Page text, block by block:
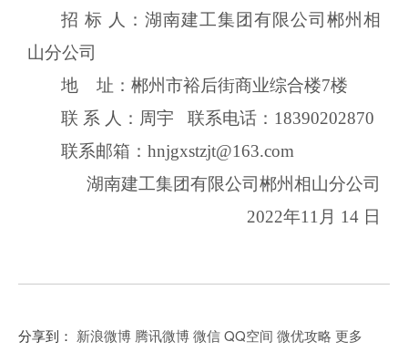
招 标 人：湖南建工集团有限公司郴州相
山分公司
地
址：郴州市裕后街商业综合楼7楼
联 系 人： 周宇 联系电话： 18390202870
联系邮箱：hnjgxstzjt@163.com
湖南建工集团有限公司郴州相山分公司
2022年11 月 14 日
分享到： 新浪微博 腾讯微博微信QQ空间 微优攻略 更多